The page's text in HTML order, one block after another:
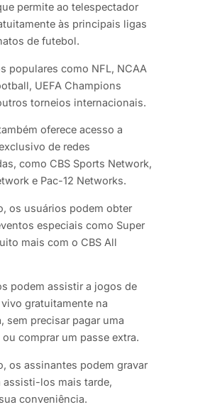
permite ao telespectador
às principais ligas
de futebol.
populares como NFL, NCAA
UEFA Champions
torneios internacionais.
oferece acesso a
de redes
como CBS Sports Network,
e Pac-12 Networks.
os usuários podem obter
especiais como Super
mais com o CBS All
podem assistir a jogos de
gratuitamente na
sem precisar pagar uma
comprar um passe extra.
os assinantes podem gravar
assisti-los mais tarde,
conveniência.